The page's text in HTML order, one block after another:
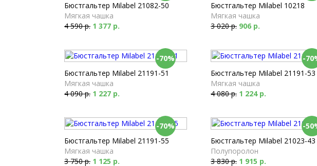
Бюстгальтер Milabel 21082-50
Мягкая чашка
4 590 р. 1 377 р.
Бюстгальтер Milabel 10218
Мягкая чашка
3 020 р. 906 р.
-70%
Бюстгальтер Milabel 21191-51
Мягкая чашка
4 090 р. 1 227 р.
-
Бюстгальтер Milabel 21191-53
Мягкая чашка
4 080 р. 1 224 р.
-70%
Бюстгальтер Milabel 21191-55
Мягкая чашка
3 750 р. 1 125 р.
-
Бюстгальтер Milabel 21023-43
Полупоролон
3 830 р. 1 915 р.